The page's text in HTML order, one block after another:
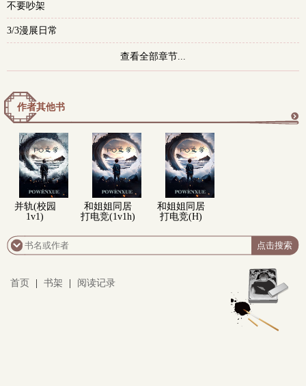
不要吵架
3/3漫展日常
查看全部章节...
作者其他书
并轨(校园
1v1)
和姐姐同居
打电竞(1v1h)
和姐姐同居
打电竞(H)
首页 书架 阅读记录